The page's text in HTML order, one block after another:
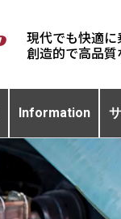
現代でも快適
Information